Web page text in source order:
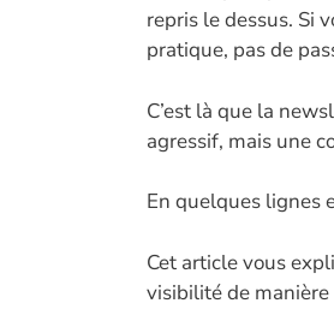
repris le dessus. Si
pratique, pas de
C’est là que la
agressif, mais une
En quelques lignes
Cet article vous
visibilité de